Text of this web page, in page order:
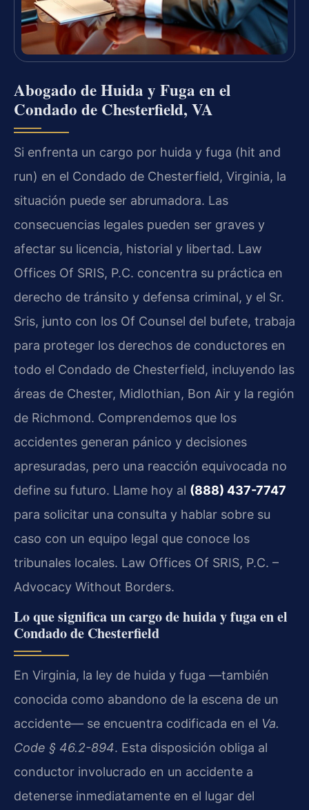
Abogado de Huida y Fuga en el
Condado de Chesterfield, VA
Si enfrenta un cargo por huida y fuga (hit and
run) en el Condado de Chesterfield, Virginia, la
situación puede ser abrumadora. Las
consecuencias legales pueden ser graves y
afectar su licencia, historial y libertad. Law
Offices Of SRIS, P.C. concentra su práctica en
derecho de tránsito y defensa criminal, y el Sr.
Sris, junto con los Of Counsel del bufete, trabaja
para proteger los derechos de conductores en
todo el Condado de Chesterfield, incluyendo las
áreas de Chester, Midlothian, Bon Air y la región
de Richmond. Comprendemos que los
accidentes generan pánico y decisiones
apresuradas, pero una reacción equivocada no
define su futuro. Llame hoy al (888) 437-7747
para solicitar una consulta y hablar sobre su
caso con un equipo legal que conoce los
tribunales locales. Law Offices Of SRIS, P.C. –
Advocacy Without Borders.
Lo que significa un cargo de huida y fuga en el
Condado de Chesterfield
En Virginia, la ley de huida y fuga —también
conocida como abandono de la escena de un
accidente— se encuentra codificada en el Va.
Code § 46.2-894. Esta disposición obliga al
conductor involucrado en un accidente a
detenerse inmediatamente en el lugar del